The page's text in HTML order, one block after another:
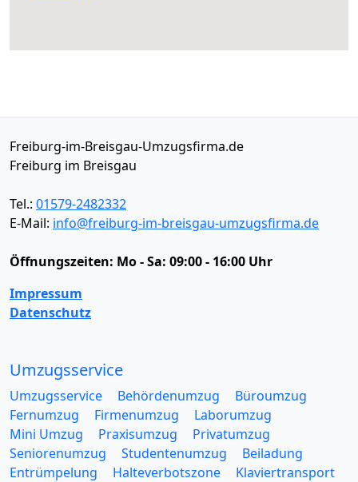
Freiburg-im-Breisgau-Umzugsfirma.de
Freiburg im Breisgau
Tel.: 01579-2482332
E-Mail: info@freiburg-im-breisgau-umzugsfirma.de
Öffnungszeiten: Mo - Sa: 09:00 - 16:00 Uhr
Impressum
Datenschutz
Umzugsservice
Umzugsservice Behördenumzug
Büroumzug
Fernumzug
Firmenumzug
Laborumzug
Mini Umzug
Praxisumzug
Privatumzug
Seniorenumzug
Studentenumzug
Beiladung
Entrümpelung
Halteverbotszone
Klaviertransport